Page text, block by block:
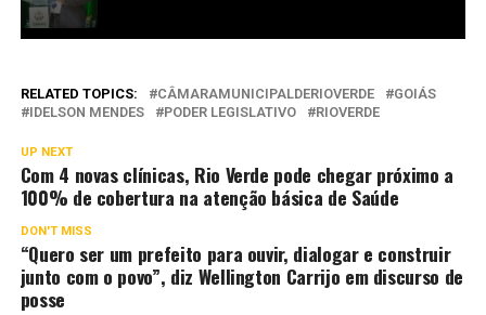
RELATED TOPICS: CÂMARAMUNICIPALDERIOVERDE
GOIÁS
IDELSON MENDES
PODER LEGISLATIVO RIOVERDE
UP NEXT
Com 4 novas clínicas, Rio Verde pode chegar próximo a
100% de cobertura na atenção básica de Saúde
DON'T MISS
“Quero ser um prefeito para ouvir, dialogar e construir
junto com o povo”, diz Wellington Carrijo em discurso de
posse